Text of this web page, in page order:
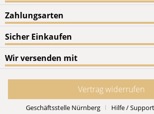
Zahlungsarten
Sicher Einkaufen
Wir versenden mit
Vertrag widerrufen
Geschäftsstelle Nürnberg Hilfe / Support